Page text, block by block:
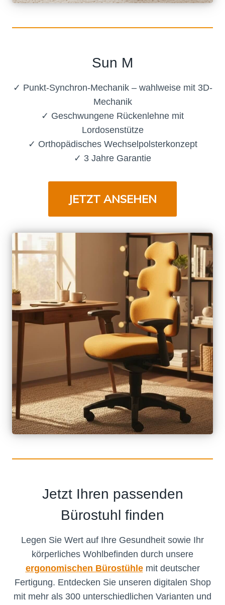
Sun M
✓ Punkt-Synchron-Mechanik – wahlweise mit 3D-
Mechanik
✓ Geschwungene Rückenlehne mit
Lordosenstütze
✓ Orthopädisches Wechselpolsterkonzept
✓ 3 Jahre Garantie
JETZT ANSEHEN
Jetzt Ihren passenden
Bürostuhl finden
Legen Sie Wert auf Ihre Gesundheit sowie Ihr
körperliches Wohlbefinden durch unsere
ergonomischen Bürostühlemit deutscher
Fertigung. Entdecken Sie unseren digitalen Shop
mit mehr als 300 unterschiedlichen Varianten und